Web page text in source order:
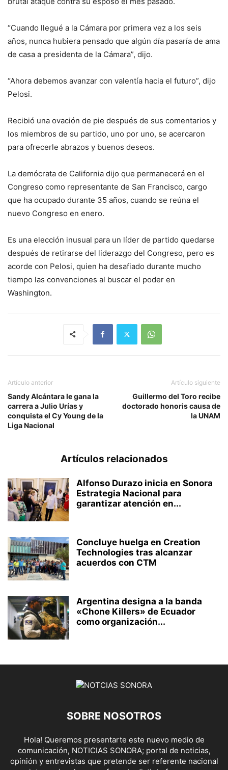
“Cuando llegué a la Cámara por primera vez a los seis
años, nunca hubiera pensado que algún día pasaría de ama
de casa a presidenta de la Cámara”, dijo.
“Ahora debemos avanzar con valentía hacia el futuro”, dijo
Pelosi.
Recibió una ovación de pie después de sus comentarios y
los miembros de su partido, uno por uno, se acercaron
para ofrecerle abrazos y buenos deseos.
La demócrata de California dijo que permanecerá en el
Congreso como representante de San Francisco, cargo
que ha ocupado durante 35 años, cuando se reúna el
nuevo Congreso en enero.
Es una elección inusual para un líder de partido quedarse
después de retirarse del liderazgo del Congreso, pero es
acorde con Pelosi, quien ha desafiado durante mucho
tiempo las convenciones al buscar el poder en
Washington.
Artículo anterior
Sandy Alcántara le gana la
carrera a Julio Urías y
conquista el Cy Young de la
Liga Nacional
Artículo siguiente
Guillermo del Toro recibe
doctorado honoris causa de
la UNAM
Artículos relacionados
Alfonso Durazo inicia en Sonora
Estrategia Nacional para
garantizar atención en...
Concluye huelga en Creation
Technologies tras alcanzar
acuerdos con CTM
Argentina designa a la banda
«Chone Killers» de Ecuador
como organización...
SOBRE NOSOTROS
Hola! Queremos presentarte este nuevo medio de
comunicación, NOTICIAS SONORA; portal de noticias,
opinión y entrevistas que pretende ser referente nacional